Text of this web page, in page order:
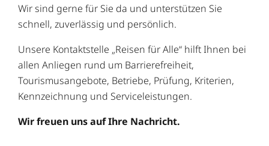
Wir sind gerne für Sie da und unterstützen Sie
schnell, zuverlässig und persönlich.
Unsere Kontaktstelle „Reisen für Alle“ hilft Ihnen bei
allen Anliegen rund um Barrierefreiheit,
Tourismusangebote, Betriebe, Prüfung, Kriterien,
Kennzeichnung und Serviceleistungen.
Wir freuen uns auf Ihre Nachricht.